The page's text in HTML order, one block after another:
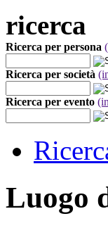
ricerca
Ricerca per persona
Ricerca per società
Ricerca per evento
Luogo